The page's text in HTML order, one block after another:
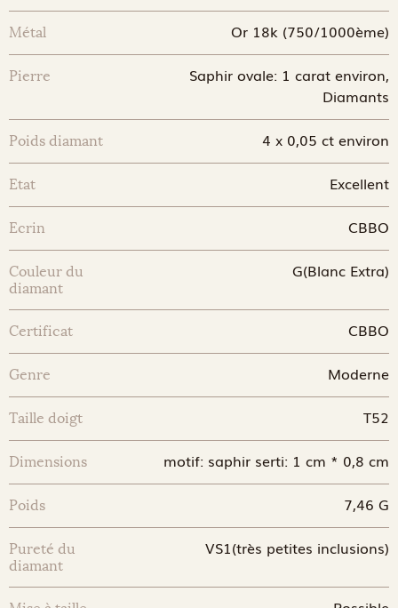
Métal Or 18k (750/1000ème)
Pierre
Saphir ovale: 1 carat environ,
Diamants
Poids diamant 4 x 0,05 ct environ
Etat Excellent
Ecrin CBBO
Couleur du
diamant
G(Blanc Extra)
Certificat CBBO
Genre Moderne
Taille doigt T52
Dimensions motif: saphir serti: 1 cm * 0,8 cm
Poids 7,46 G
Pureté du
diamant
VS1(très petites inclusions)